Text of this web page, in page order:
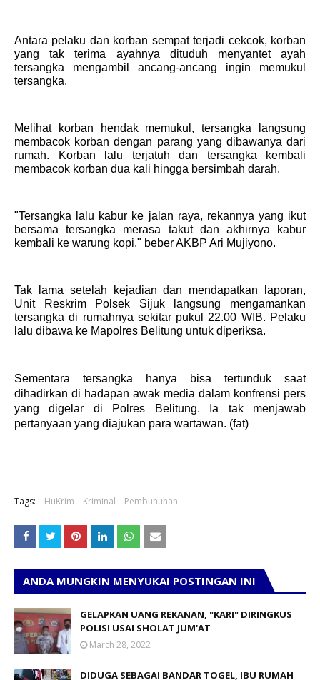
Antara pelaku dan korban sempat terjadi cekcok, korban
yang tak terima ayahnya dituduh menyantet ayah
tersangka mengambil ancang-ancang ingin memukul
tersangka.
Melihat korban hendak memukul, tersangka langsung
membacok korban dengan parang yang dibawanya dari
rumah. Korban lalu terjatuh dan tersangka kembali
membacok korban dua kali hingga bersimbah darah.
"Tersangka lalu kabur ke jalan raya, rekannya yang ikut
bersama tersangka merasa takut dan akhirnya kabur
kembali ke warung kopi," beber AKBP Ari Mujiyono.
Tak lama setelah kejadian dan mendapatkan laporan,
Unit Reskrim Polsek Sijuk langsung mengamankan
tersangka di rumahnya sekitar pukul 22.00 WIB. Pelaku
lalu dibawa ke Mapolres Belitung untuk diperiksa.
Sementara tersangka hanya bisa tertunduk saat
dihadirkan di hadapan awak media dalam konfrensi pers
yang digelar di Polres Belitung. Ia tak menjawab
pertanyaan yang diajukan para wartawan. (fat)
Tags: HuKrim Kriminal Pembunuhan
ANDA MUNGKIN MENYUKAI POSTINGAN INI
GELAPKAN UANG REKANAN, "KARI" DIRINGKUS
POLISI USAI SHOLAT JUM'AT
March 28, 2022
DIDUGA SEBAGAI BANDAR TOGEL, IBU RUMAH